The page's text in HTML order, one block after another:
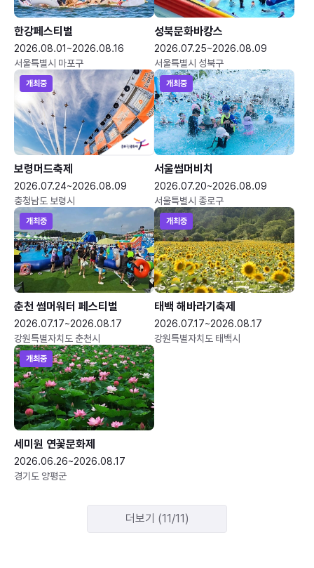
한강페스티벌
2026.08.01~2026.08.16
서울특별시 마포구
성북문화바캉스
2026.07.25~2026.08.09
서울특별시 성북구
개최중
보령머드축제
2026.07.24~2026.08.09
충청남도 보령시
개최중
서울썸머비치
2026.07.20~2026.08.09
서울특별시 종로구
개최중
춘천 썸머워터 페스티벌
2026.07.17~2026.08.17
강원특별자치도 춘천시
개최중
태백 해바라기축제
2026.07.17~2026.08.17
강원특별자치도 태백시
개최중
세미원 연꽃문화제
2026.06.26~2026.08.17
경기도 양평군
더보기 (11/11)